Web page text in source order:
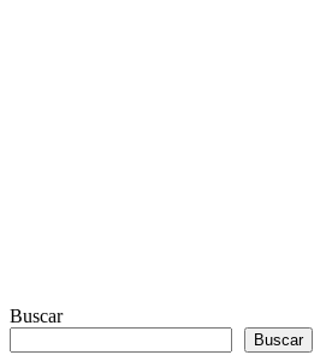
Buscar
Buscar